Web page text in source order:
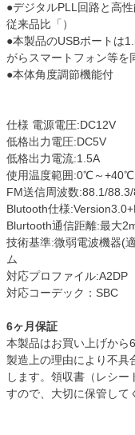
●デジタルPLL回路と高
従来品比「）
●本製品のUSBポートは
がらスマートフォン等を
●本体角度調節機能付
仕様 電源電圧:DC12V
低格出力電圧:DC5V
低格出力電流:1.5A
使用温度範囲:0℃～+40℃
FM送信周波数:88.1/
Blutooth仕様
Blurtooth通信距離:最大
技術基準:微弱電波機器(
ム
対応プロファイル:A2DP
対応コーデック：SBC
6ヶ月保証
本製品はお買い上げから
製造上の理由により不具
します。領収書（レシー
すので、大切に保管して